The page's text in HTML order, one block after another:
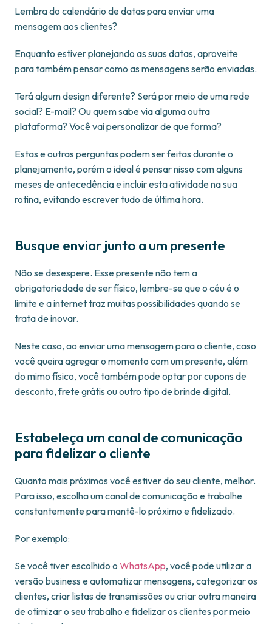
Lembra do calendário de datas para enviar uma
mensagem aos clientes?
Enquanto estiver planejando as suas datas, aproveite
para também pensar como as mensagens serão enviadas.
Terá algum design diferente? Será por meio de uma rede
social? E-mail? Ou quem sabe via alguma outra
plataforma? Você vai personalizar de que forma?
Estas e outras perguntas podem ser feitas durante o
planejamento, porém o ideal é pensar nisso com alguns
meses de antecedência e incluir esta atividade na sua
rotina, evitando escrever tudo de última hora.
Busque enviar junto a um presente
Não se desespere. Esse presente não tem a
obrigatoriedade de ser físico, lembre-se que o céu é o
limite e a internet traz muitas possibilidades quando se
trata de inovar.
Neste caso, ao enviar uma mensagem para o cliente, caso
você queira agregar o momento com um presente, além
do mimo físico, você também pode optar por cupons de
desconto, frete grátis ou outro tipo de brinde digital.
Estabeleça um canal de comunicação
para fidelizar o cliente
Quanto mais próximos você estiver do seu cliente, melhor.
Para isso, escolha um canal de comunicação e trabalhe
constantemente para mantê-lo próximo e fidelizado.
Por exemplo:
Se você tiver escolhido o WhatsApp, você pode utilizar a
versão business e automatizar mensagens, categorizar os
clientes, criar listas de transmissões ou criar outra maneira
de otimizar o seu trabalho e fidelizar os clientes por meio